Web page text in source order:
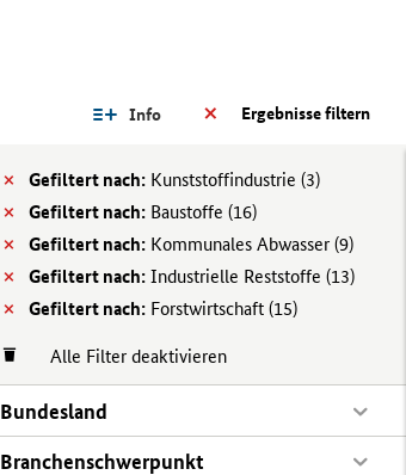
Ergebnisse filtern
Info
Gefiltert nach: Kunststoffindustrie (3)
Gefiltert nach: Baustoffe (16)
Gefiltert nach: Kommunales Abwasser (9)
Gefiltert nach: Industrielle Reststoffe (13)
Gefiltert nach: Forstwirtschaft (15)
Alle Filter deaktivieren
Bundesland
Branchenschwerpunkt